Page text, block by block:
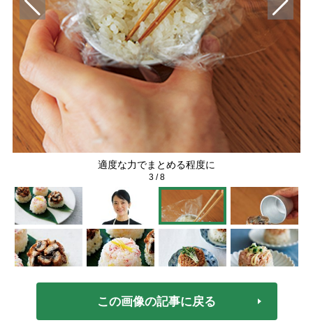
適度な力でまとめる程度に
3/8
この画像の記事に戻る